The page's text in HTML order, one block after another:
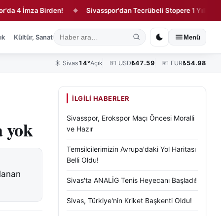
İmza Birden! ◆ Sivasspor'dan Tecrübeli Stopere 1 Yıllık
Kültür, Sanat ve Tarih Yaşam Sivas Vefat Edenler Köşe
Menü
☀️ Sivas 14°Açık 💵 USD₺47.59 💶 EUR₺54.98
yok
İLGILI HABERLER
Sivasspor, Erokspor Maçı Öncesi Moralli
ve Hazır
Temsilcilerimizin Avrupa'daki Yol Haritası
Belli Oldu!
Sivas'ta ANALİG Tenis Heyecanı Başladı!
Sivas, Türkiye'nin Kriket Başkenti Oldu!